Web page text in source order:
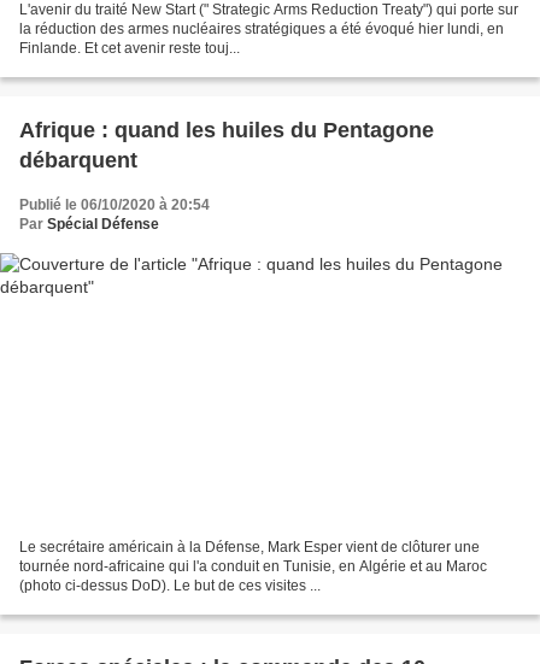
L'avenir du traité New Start (" Strategic Arms Reduction Treaty") qui porte sur
la réduction des armes nucléaires stratégiques a été évoqué hier lundi, en
Finlande. Et cet avenir reste touj...
Afrique : quand les huiles du Pentagone
débarquent
Publié le 06/10/2020 à 20:54
Par Spécial Défense
Le secrétaire américain à la Défense, Mark Esper vient de clôturer une
tournée nord-africaine qui l'a conduit en Tunisie, en Algérie et au Maroc
(photo ci-dessus DoD). Le but de ces visites ...